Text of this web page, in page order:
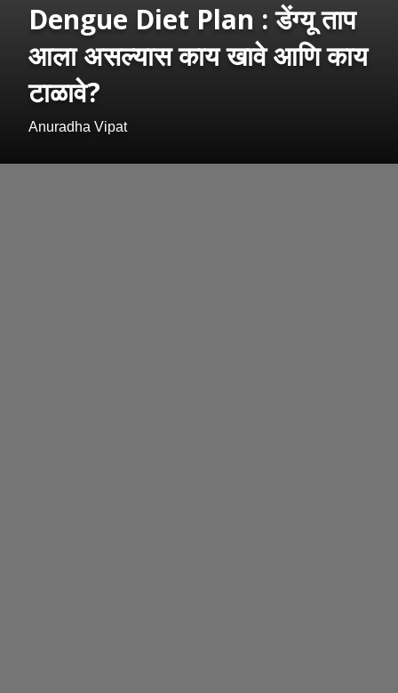
Dengue Diet Plan : डेंग्यू ताप
आला असल्यास काय खावे आणि काय
टाळावे?
Anuradha Vipat